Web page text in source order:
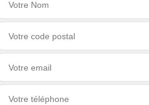
Démoussage de
toiture 21